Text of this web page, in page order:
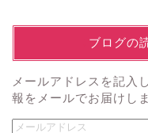
↓ブログの
メールアドレスを記入
報をメールでお届けし